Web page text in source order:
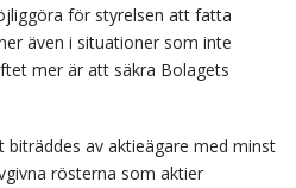
för styrelsen att fatta
även i situationer som inte
mer är att säkra Bolagets
av aktieägare med minst
rösterna som aktier